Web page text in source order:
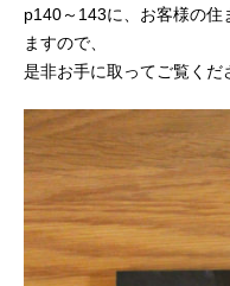
p140～143に、お客様の住
ますので、
是非お手に取ってご覧くだ